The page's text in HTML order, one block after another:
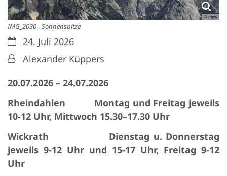
© mpw
IMG_2030 - Sonnenspitze
Datum:24. Juli 2026
Von:Alexander Küppers
20.07.2026 – 24.07.2026
Rheindahlen Montag und Freitag jeweils
10-12 Uhr, Mittwoch 15.30–17.30 Uhr
Wickrath Dienstag u. Donnerstag
jeweils 9-12 Uhr und 15-17 Uhr, Freitag 9-12
Uhr